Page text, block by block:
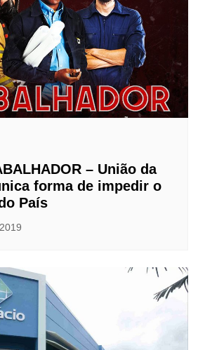
– União da
forma de impedir o
País